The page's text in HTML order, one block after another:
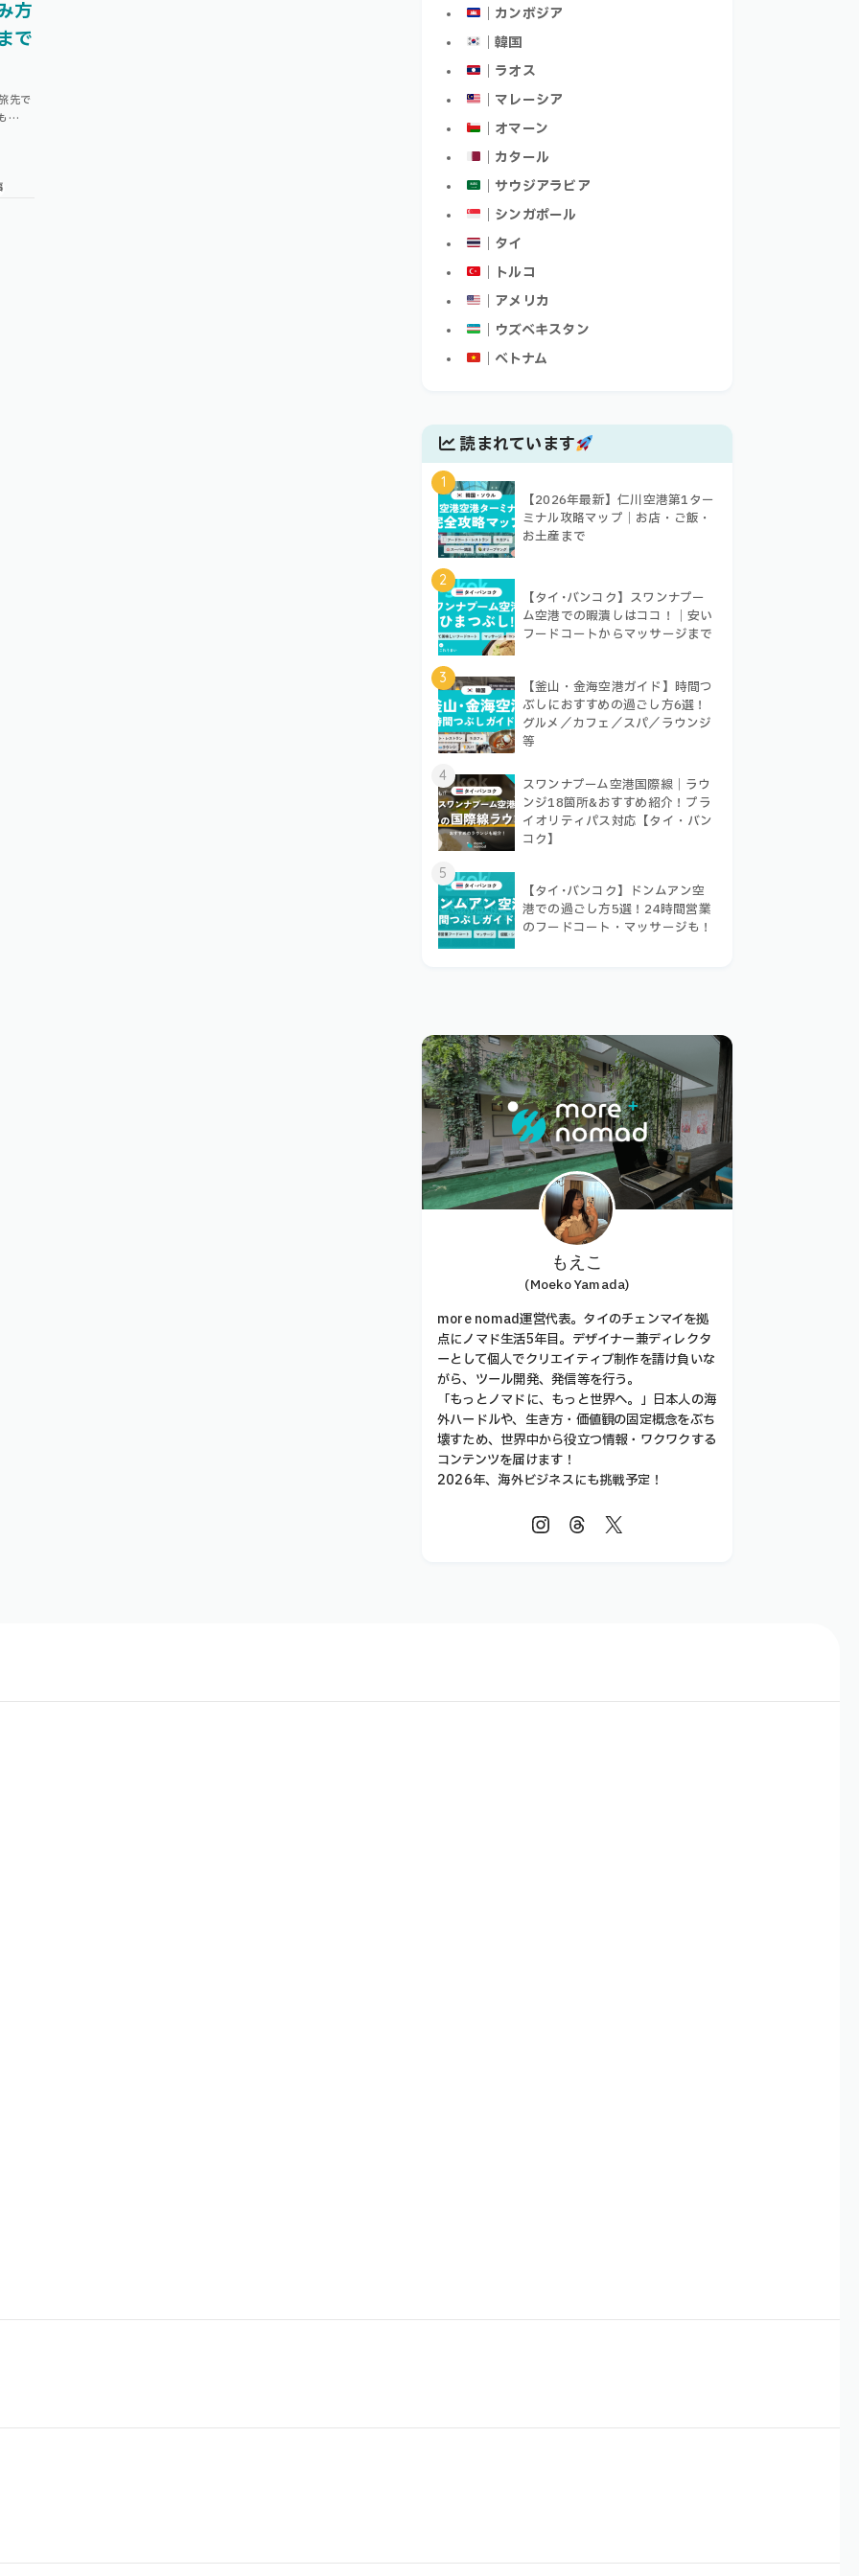
方
で
先で
｜カンボジア
｜韓国
｜ラオス
｜マレーシア
｜オマーン
｜カタール
｜サウジアラビア
｜シンガポール
｜タイ
｜トルコ
｜アメリカ
｜ウズベキスタン
｜ベトナム
読まれています
1
【2026年最新】仁川空港第1ター
ミナル攻略マップ｜お店・ご飯・
お土産まで
2
【タイ･バンコク】スワンナプー
ム空港での暇潰しはココ！｜安い
フードコートからマッサージまで
3
【釜山・金海空港ガイド】時間つ
ぶしにおすすめの過ごし方6選！
グルメ／カフェ／スパ／ラウンジ
等
4
スワンナプーム空港国際線｜ラウ
ンジ18箇所&おすすめ紹介！プラ
イオリティパス対応【タイ・バン
コク】
5
【タイ･バンコク】ドンムアン空
港での過ごし方5選！24時間営業
のフードコート・マッサージも！
もえこ
(Moeko Yamada)
more nomad運営代表。タイのチェンマイを拠
点にノマド生活5年目。デザイナー兼ディレクタ
ーとして個人でクリエイティブ制作を請け負いな
がら、ツール開発、発信等を行う。
「もっとノマドに、もっと世界へ。」日本人の海
外ハードルや、生き方・価値観の固定概念をぶち
壊すため、世界中から役立つ情報・ワクワクする
コンテンツを届けます！
2026年、海外ビジネスにも挑戦予定！